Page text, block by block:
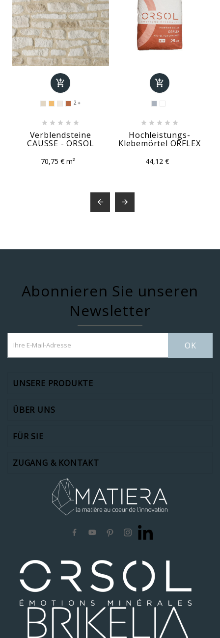

2 
    
Verblendsteine
CAUSSE - ORSOL
70,75 € m²

    
Hochleistungs-
Klebemörtel ORFLEX
44,12 €
 
Abonnieren Sie unseren
Newsletter
OK
UNSERE PRODUKTE
ÜBER UNS
FÜR SIE
ZUGANG & KONTAKT